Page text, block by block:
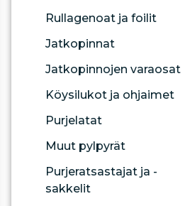
Rullagenoat ja foilit
Jatkopinnat
Jatkopinnojen varaosat
Köysilukot ja ohjaimet
Purjelatat
Muut pylpyrät
Purjeratsastajat ja -
sakkelit